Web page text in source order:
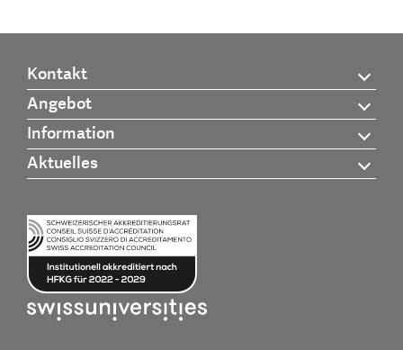
Kontakt
Angebot
Information
Aktuelles